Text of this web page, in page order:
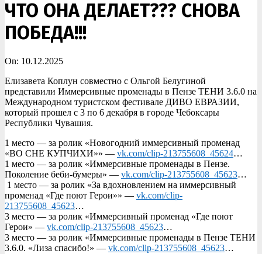
ЧТО ОНА ДЕЛАЕТ??? СНОВА
ПОБЕДА!!!
On: 10.12.2025
Елизавета Коплун совместно с Ольгой Белугиной
представили Иммерсивные променады в Пензе ТЕНИ 3.6.0 на
Международном туристском фестивале ДИВО ЕВРАЗИИ,
который прошел с 3 по 6 декабря в городе Чебоксары
Республики Чувашия.
1 место — за ролик «Новогодний иммерсивный променад
«ВО СНЕ КУПЧИХИ»» — vk.com/clip-213755608_45624…
1 место — за ролик «Иммерсивные променады в Пензе.
Поколение беби-бумеры» — vk.com/clip-213755608_45623…
1 место — за ролик «За вдохновлением на иммерсивный
променад «Где поют Герои»» — vk.com/clip-
213755608_45623…
3 место — за ролик «Иммерсивный променад «Где поют
Герои» — vk.com/clip-213755608_45623…
3 место — за ролик «Иммерсивные променады в Пензе ТЕНИ
3.6.0. «Лиза спасибо!» — vk.com/clip-213755608_45623…